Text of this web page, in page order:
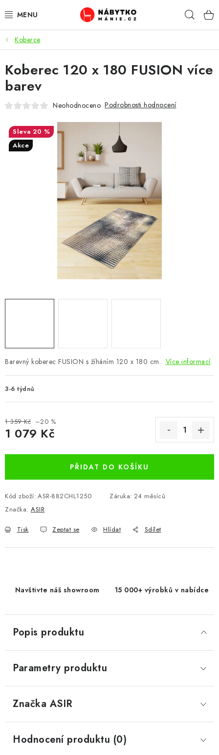
na
OBÝVACÍ POKOJ
KUCHYŇ A JÍDELNA
LOŽNICE
KANCELÁŘ / PRACOVNA
KOUPELNA A WC
CHOVATELSKÉ POTŘEBY
DOPLŇKY A DEKORACE
OSTATNÍ
VÝPRODEJ
Vše o nákupu Info
Reklamace a odstoupení od smlouvy
Kontakty
Koberce
Barevný koberec FUSION s žíháním 120 x 180 cm. Více informací
3-6 týdnů
1 359 Kč –20 %
1 079 Kč
PŘIDAT DO KOŠÍKU
Kód zboží: ASR-882CHL1250 Záruka: 24 měsíců
Značka: ASIR
Tisk Zeptat se Hlídat Sdílet
Koberec 120 x 180 FUSION více
barev
Neohodnoceno Podrobnosti hodnocení
20 %
Akce
Navštivte náš showroom 15 000+ výrobků v nabídce
Popis produktu
Parametry produktu
Značka ASIR
Hodnocení produktu (0)